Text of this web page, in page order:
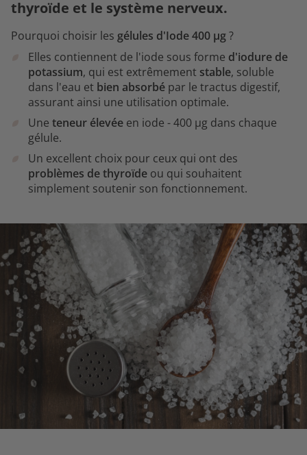
thyroïde et le système nerveux.
Pourquoi choisir les gélules d'Iode 400 µg?
Elles contiennent de l'iode sous forme d'iodure de
potassium, qui est extrêmement stable, soluble
dans l'eau et bien absorbé par le tractus digestif,
assurant ainsi une utilisation optimale.
Une teneur élevée en iode - 400 µg dans chaque
gélule.
Un excellent choix pour ceux qui ont des
problèmes de thyroïde ou qui souhaitent
simplement soutenir son fonctionnement.